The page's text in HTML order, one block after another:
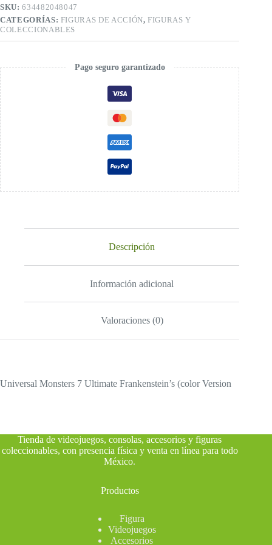
SKU:634482048047
CATEGORÍAS: FIGURAS DE ACCIÓN,FIGURAS Y
COLECCIONABLES
Pago seguro garantizado
Descripción
Información adicional
Valoraciones (0)
Universal Monsters 7 Ultimate Frankenstein’s (color Version
Tienda de videojuegos, consolas, accesorios y figuras
coleccionables, con presencia física y venta en línea para todo
México.
Productos
Figura
Videojuegos
Accesorios